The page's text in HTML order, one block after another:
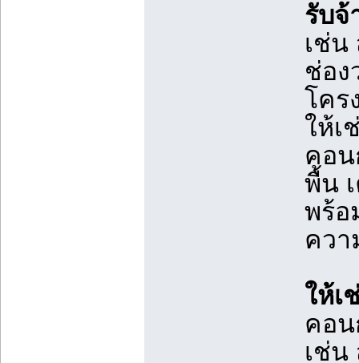
รับ
เช่น
ช่อง
โคร
ให้เ
คอน
พื้น
พร้อ
ควา
ให้เ
คอน
เช่น